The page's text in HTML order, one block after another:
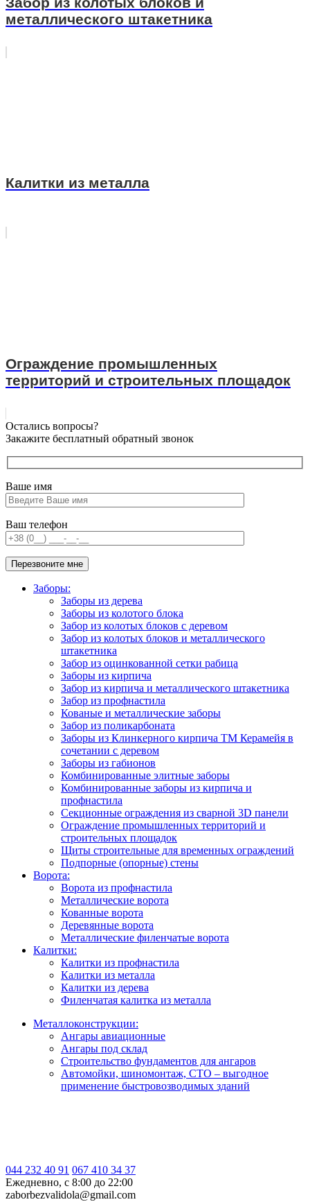
металлического штакетника
Калитки из металла
Ограждение промышленных
территорий и строительных площадок
Остались вопросы?
Закажите бесплатный обратный звонок
Ваше имя
Ваш телефон
Заборы:
Заборы из дерева
Заборы из колотого блока
Забор из колотых блоков с деревом
Забор из колотых блоков и металлического
штакетника
Забор из оцинкованной сетки рабица
Заборы из кирпича
Забор из кирпича и металлического штакетника
Забор из профнастила
Кованые и металлические заборы
Забор из поликарбоната
Заборы из Клинкерного кирпича ТМ Керамейя в
сочетании с деревом
Заборы из габионов
Комбинированные элитные заборы
Комбинированные заборы из кирпича и
профнастила
Секционные ограждения из сварной 3D панели
Ограждение промышленных территорий и
строительных площадок
Щиты строительные для временных ограждений
Подпорные (опорные) стены
Ворота:
Ворота из профнастила
Металлические ворота
Кованные ворота
Деревянные ворота
Металлические филенчатые ворота
Калитки:
Калитки из профнастила
Калитки из металла
Калитки из дерева
Филенчатая калитка из металла
Металлоконструкции:
Ангары авиационные
Ангары под склад
Строительство фундаментов для ангаров
Автомойки, шиномонтаж, СТО – выгодное
применение быстровозводимых зданий
044 232 40 91 067 410 34 37
Ежедневно, с 8:00 до 22:00
zaborbezvalidola@gmail.com